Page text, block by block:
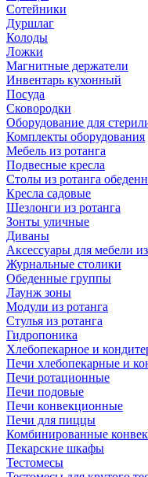
Сотейники
Дуршлаг
Колоды
Ложки
Магнитные держатели
Инвентарь кухонный
Посуда
Сковородки
Оборудование для
Комплекты оборудования
Мебель из ротанга
Подвесные кресла
Столы из ротанга
Кресла садовые
Шезлонги из ротанга
Зонты уличные
Диваны
Аксессуары для мебели
Журнальные столики
Обеденные группы
Лаунж зоны
Модули из ротанга
Стулья из ротанга
Гидропоника
Хлебопекарное и
Печи хлебопекарные и
Печи ротационные
Печи подовые
Печи конвекционные
Печи для пиццы
Комбинированные
Пекарские шкафы
Тестомесы